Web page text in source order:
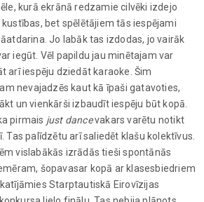
kurā ekrānā redzamie cilvēki izdejo
bet spēlētājiem tās iespējami
Jo labāk tas izdodas, jo vairāk
iegūt. Vēl papildu jau minētajam var
arī iespēju dziedāt karaoke. Šim
nevajadzēs kaut kā īpaši gatavoties,
un vienkārši izbaudīt iespēju būt kopā.
pirmais just dancevakars varētu notikt
Tas palīdzētu arī saliedēt klašu kolektīvus.
vislabākās izrādās tieši spontānās
šopavasar kopā ar klasesbiedriem
Starptautiskā Eirovīzijas